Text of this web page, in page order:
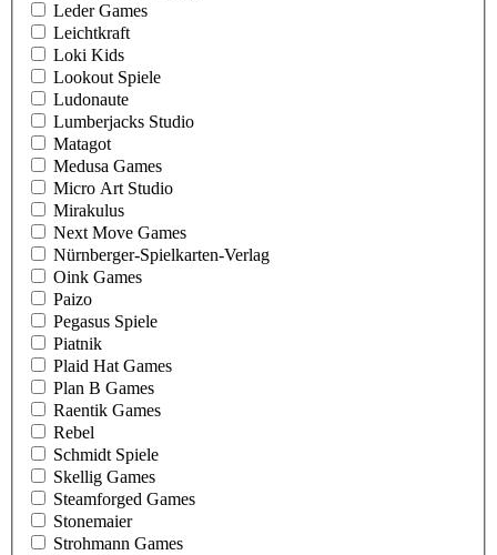
Leder Games
Leichtkraft
Loki Kids
Lookout Spiele
Ludonaute
Lumberjacks Studio
Matagot
Medusa Games
Micro Art Studio
Mirakulus
Next Move Games
Nürnberger-Spielkarten-Verlag
Oink Games
Paizo
Pegasus Spiele
Piatnik
Plaid Hat Games
Plan B Games
Raentik Games
Rebel
Schmidt Spiele
Skellig Games
Steamforged Games
Stonemaier
Strohmann Games